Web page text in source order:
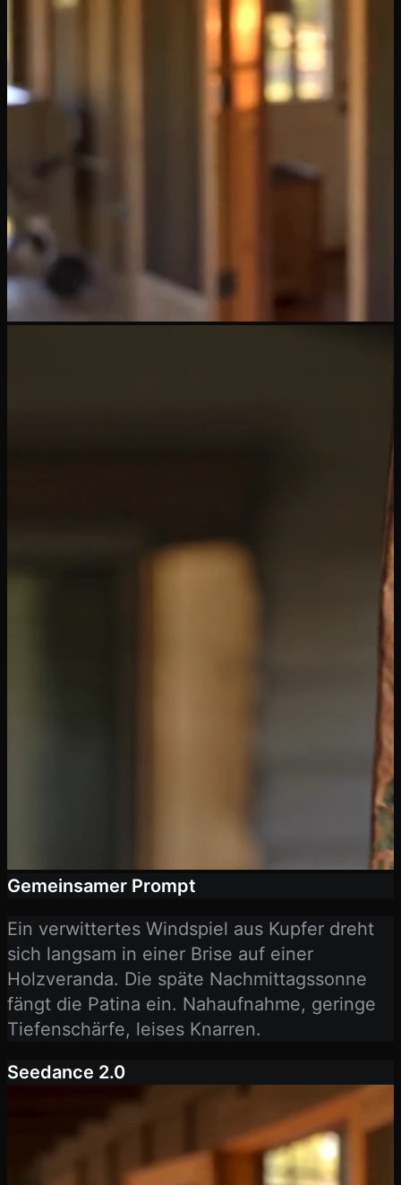
Gemeinsamer Prompt
Ein verwittertes Windspiel aus Kupfer dreht
sich langsam in einer Brise auf einer
Holzveranda. Die späte Nachmittagssonne
fängt die Patina ein. Nahaufnahme, geringe
Tiefenschärfe, leises Knarren.
Seedance 2.0